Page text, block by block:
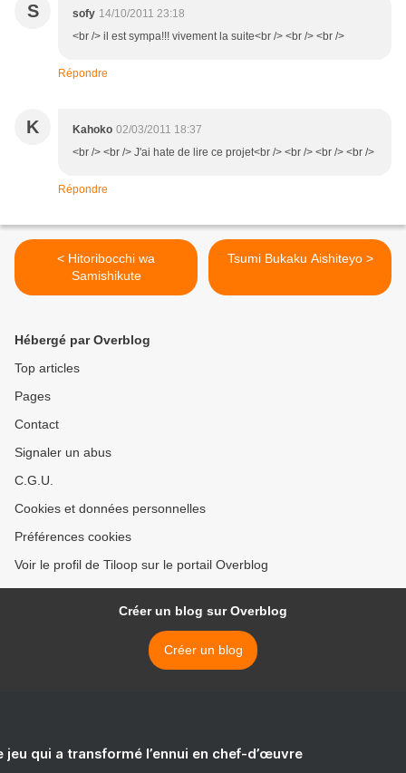
S sofy 14/10/2011 23:18
<br /> il est sympa!!! vivement la suite<br /> <br /> <br />
Répondre
K Kahoko 02/03/2011 18:37
<br /> <br /> J'ai hate de lire ce projet<br /> <br /> <br /> <br />
Répondre
< Hitoribocchi wa
Samishikute
Tsumi Bukaku Aishiteyo >
Hébergé par Overblog
Top articles
Pages
Contact
Signaler un abus
C.G.U.
Cookies et données personnelles
Préférences cookies
Voir le profil de Tiloop sur le portail Overblog
Créer un blog sur Overblog
Créer un blog
jeu qui a transformé l’ennui en chef-d’œuvre